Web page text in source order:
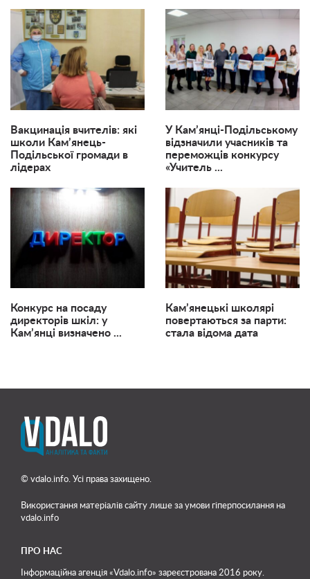
Вакцинація вчителів: які
школи Кам’янець-
Подільської громади в
лідерах
​У Кам’янці-Подільському
відзначили учасників та
переможців конкурсу
«Учитель ...
Конкурс на посаду
директорів шкіл: у
Кам’янці визначено ...
Кам’янецькі школярі
повертаються за парти:
стала відома дата
© vdalo.info. Усі права захищено.
Використання матеріалів сайту лише за умови гіперпосилання на
vdalo.info
ПРО НАС
Інформаційна агенція «Vdalo.info» зареєстрована 2016 року.